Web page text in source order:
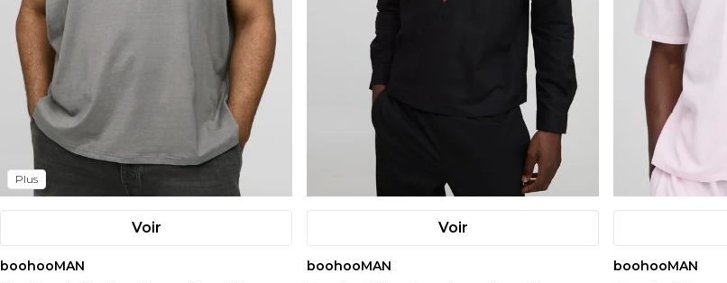
Plus
Voir
boohooMAN
Voir
boohooMAN
boohooMAN